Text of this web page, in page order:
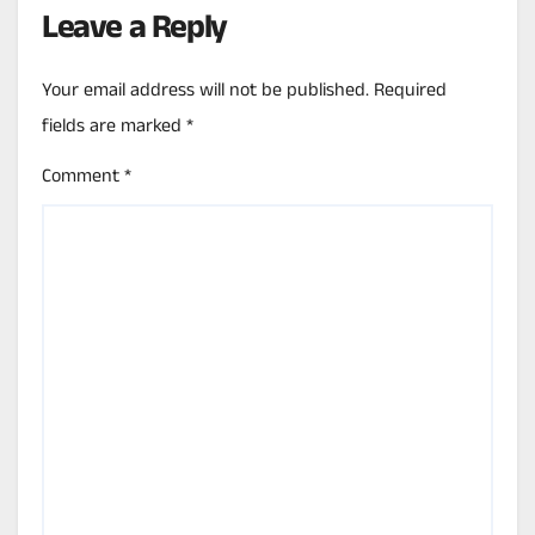
Leave a Reply
Your email address will not be published.Required
fields are marked*
Comment*